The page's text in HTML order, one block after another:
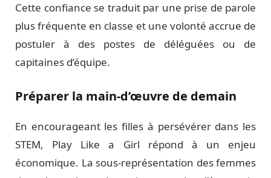
Cette confiance se traduit par une prise de parole
plus fréquente en classe et une volonté accrue de
postuler à des postes de déléguées ou de
capitaines d’équipe.
Préparer la main-d’œuvre de demain
En encourageant les filles à persévérer dans les
STEM, Play Like a Girl répond à un enjeu
économique. La sous-représentation des femmes